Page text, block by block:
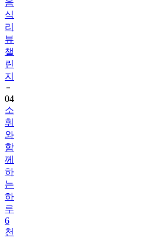
리
뷰
챌
린
지
04
소
휘
와
함
께
하
는
하
루
6
천
보
걷